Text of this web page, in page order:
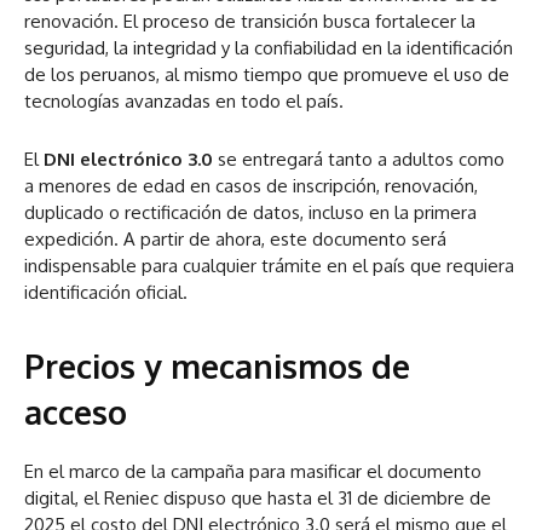
renovación. El proceso de transición busca fortalecer la
seguridad, la integridad y la confiabilidad en la identificación
de los peruanos, al mismo tiempo que promueve el uso de
tecnologías avanzadas en todo el país.
El DNI electrónico 3.0 se entregará tanto a adultos como
a menores de edad en casos de inscripción, renovación,
duplicado o rectificación de datos, incluso en la primera
expedición. A partir de ahora, este documento será
indispensable para cualquier trámite en el país que requiera
identificación oficial.
Precios y mecanismos de
acceso
En el marco de la campaña para masificar el documento
digital, el Reniec dispuso que hasta el 31 de diciembre de
2025 el costo del DNI electrónico 3.0 será el mismo que el